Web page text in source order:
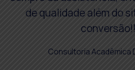
de qualidade além do
Consultoria Acadêmica